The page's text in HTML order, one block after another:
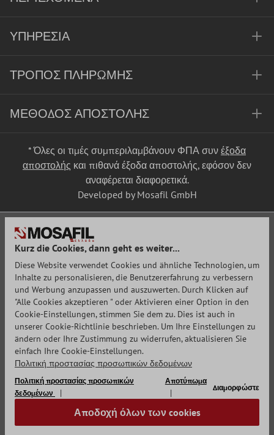
ΥΠΗΡΕΣΊΑ
ΤΡΌΠΟΣ ΠΛΗΡΩΜΉΣ
ΜΈΘΟΔΟΣ ΑΠΟΣΤΟΛΉΣ
* Όλες οι τιμές συμπεριλαμβάνουν ΦΠΑ συν έξοδα
αποστολής και πιθανά έξοδα αποστολής, εφόσον δεν
αναφέρεται διαφορετικά.
Developed by Mosafil GmbH
Kurz die Cookies, dann geht es weiter...
Diese Website verwendet Cookies und ähnliche Technologien, um
Inhalte zu personalisieren, die Benutzererfahrung zu verbessern
und Werbung anzupassen und auszuwerten. Durch Klicken auf
"Alle Cookies akzeptieren " oder Aktivieren einer Option in den
Cookie-Einstellungen, stimmen Sie dem zu. Dies ist auch in
unserer Cookie-Richtlinie beschrieben. Um Ihre Einstellungen zu
ändern oder Ihre Zustimmung zu widerrufen, aktualisieren Sie
einfach Ihre Cookie-Einstellungen.
Πολιτική προστασίας προσωπικών δεδομένων
Πολιτική προστασίας προσωπικών
δεδομένων
Αποτύπωμα
Διαμορφώστε
Αποδοχή όλων των cookies